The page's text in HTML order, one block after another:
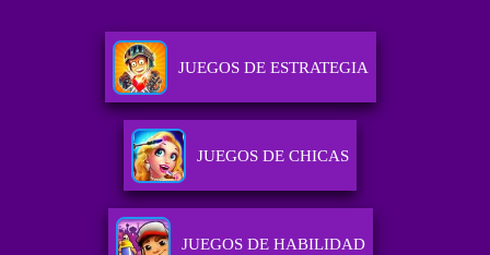
JUEGOS DE ESTRATEGIA
JUEGOS DE CHICAS
JUEGOS DE HABILIDAD